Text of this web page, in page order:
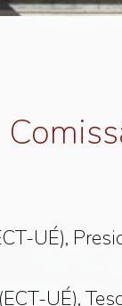
UÉ),
UÉ),